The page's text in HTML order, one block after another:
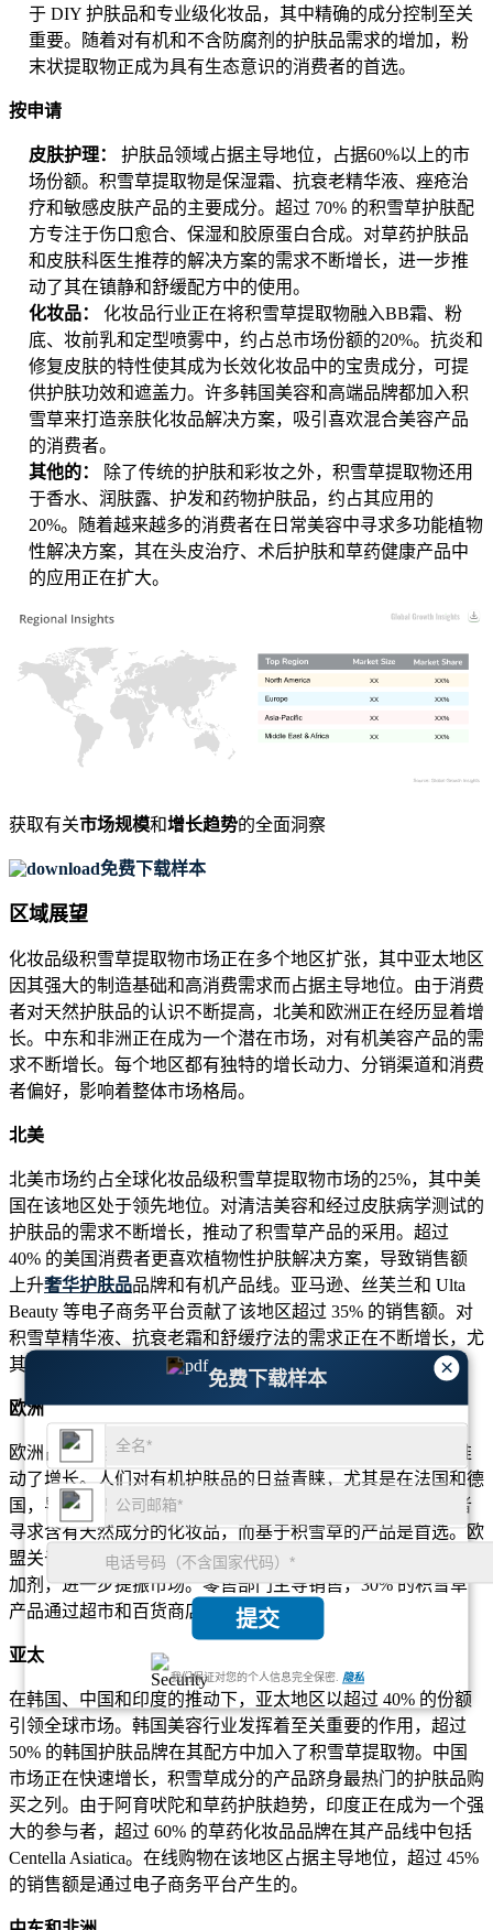
×
免费下载样本
提交
我们保证对您的个人信息完全保密. 隐私
于 DIY 护肤品和专业级化妆品，其中精确的成分控制至关
重要。随着对有机和不含防腐剂的护肤品需求的增加，粉
末状提取物正成为具有生态意识的消费者的首选。
按申请
皮肤护理：
护肤品领域占据主导地位，占据60%以上的市
场份额。积雪草提取物是保湿霜、抗衰老精华液、痤疮治
疗和敏感皮肤产品的主要成分。超过 70% 的积雪草护肤配
方专注于伤口愈合、保湿和胶原蛋白合成。对草药护肤品
和皮肤科医生推荐的解决方案的需求不断增长，进一步推
动了其在镇静和舒缓配方中的使用。
化妆品： 化妆品行业正在将积雪草提取物融入BB霜、粉
底、妆前乳和定型喷雾中，约占总市场份额的20%。抗炎和
修复皮肤的特性使其成为长效化妆品中的宝贵成分，可提
供护肤功效和遮盖力。许多韩国美容和高端品牌都加入积
雪草来打造亲肤化妆品解决方案，吸引喜欢混合美容产品
的消费者。
其他的：
除了传统的护肤和彩妆之外，积雪草提取物还用
于香水、润肤露、护发和药物护肤品，约占其应用的
20%。随着越来越多的消费者在日常美容中寻求多功能植物
性解决方案，其在头皮治疗、术后护肤和草药健康产品中
的应用正在扩大。
XX%
XX
XX%
XX
XX%
XX
XX%
XX
获取有关市场规模和增长趋势的全面洞察
免费下载样本
区域展望
化妆品级积雪草提取物市场正在多个地区扩张，其中亚太地区
因其强大的制造基础和高消费需求而占据主导地位。由于消费
者对天然护肤品的认识不断提高，北美和欧洲正在经历显着增
长。中东和非洲正在成为一个潜在市场，对有机美容产品的需
求不断增长。每个地区都有独特的增长动力、分销渠道和消费
者偏好，影响着整体市场格局。
北美
北美市场约占全球化妆品级积雪草提取物市场的25%，其中美
国在该地区处于领先地位。对清洁美容和经过皮肤病学测试的
护肤品的需求不断增长，推动了积雪草产品的采用。超过
40% 的美国消费者更喜欢植物性护肤解决方案，导致销售额
上升奢华护肤品品牌和有机产品线。亚马逊、丝芙兰和 Ulta
Beauty 等电子商务平台贡献了该地区超过 35% 的销售额。对
积雪草精华液、抗衰老霜和舒缓疗法的需求正在不断增长，尤
其是千禧一代和 Z 世代消费者。
欧洲
欧洲占据全球近 20% 的市场份额，其中德国、法国和英国推
动了增长。人们对有机护肤品的日益青睐，尤其是在法国和德
国，导致对积雪草配方的需求增加。超过 50% 的欧洲消费者
寻求含有天然成分的化妆品，而基于积雪草的产品是首选。欧
盟关于合成化学品的法规鼓励品牌用植物性替代品取代人工添
加剂，进一步提振市场。零售部门主导销售，30% 的积雪草
产品通过超市和百货商店销售。
亚太
在韩国、中国和印度的推动下，亚太地区以超过 40% 的份额
引领全球市场。韩国美容行业发挥着至关重要的作用，超过
50% 的韩国护肤品牌在其配方中加入了积雪草提取物。中国
市场正在快速增长，积雪草成分的产品跻身最热门的护肤品购
买之列。由于阿育吠陀和草药护肤趋势，印度正在成为一个强
大的参与者，超过 60% 的草药化妆品品牌在其产品线中包括
Centella Asiatica。在线购物在该地区占据主导地位，超过 45%
的销售额是通过电子商务平台产生的。